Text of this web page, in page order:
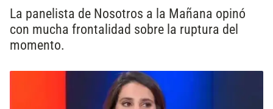
La panelista de Nosotros a la Mañana opinó
con mucha frontalidad sobre la ruptura del
momento.